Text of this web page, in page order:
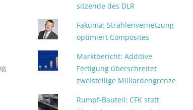
sit­zen­de des DLR
Fakuma: Strahlenvernetzung
optimiert Composites
Marktbericht: Additive
Fertigung überschreitet
zweistellige Milliardengrenze
Rumpf-Bauteil: CFK statt